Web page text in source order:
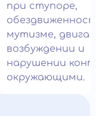
при ступоре,
мутизме,
возбуждении и
нарушении
окружающими.